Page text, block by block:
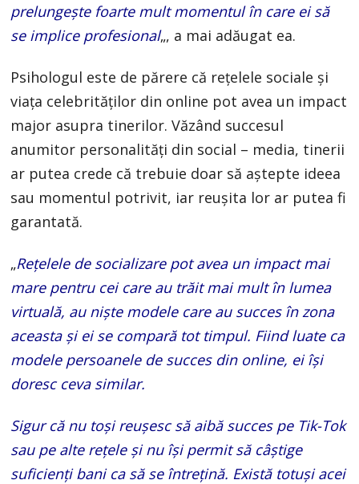
prelungește foarte mult momentul în care ei să
se implice profesional„, a mai adăugat ea.
Psihologul este de părere că rețelele sociale și
viața celebrităților din online pot avea un impact
major asupra tinerilor. Văzând succesul
anumitor personalități din social – media, tinerii
ar putea crede că trebuie doar să aștepte ideea
sau momentul potrivit, iar reușita lor ar putea fi
garantată.
„Rețelele de socializare pot avea un impact mai
mare pentru cei care au trăit mai mult în lumea
virtuală, au niște modele care au succes în zona
aceasta și ei se compară tot timpul. Fiind luate ca
modele persoanele de succes din online, ei își
doresc ceva similar.
Sigur că nu toși reușesc să aibă succes pe Tik-Tok
sau pe alte rețele și nu își permit să câștige
suficienți bani ca să se întrețină. Există totuși acei